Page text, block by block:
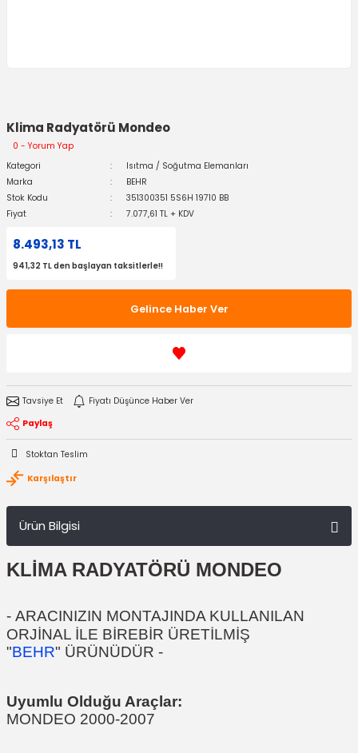
Klima Radyatörü Mondeo
0 - Yorum Yap
Kategori
Isıtma / Soğutma Elemanları
Marka
BEHR
Stok Kodu
351300351 5S6H 19710 BB
Fiyat
7.077,61 TL + KDV
8.493,13 TL
941,32 TL den başlayan taksitlerle!!
Gelince Haber Ver
Tavsiye Et
Fiyatı Düşünce Haber Ver
Paylaş
Stoktan Teslim
Karşılaştır
Ürün Bilgisi
KLİMA RADYATÖRÜ MONDEO
- ARACINIZIN MONTAJINDA KULLANILAN
ORJİNAL İLE BİREBİR ÜRETİLMİŞ
"BEHR" ÜRÜNÜDÜR -
Uyumlu Olduğu Araçlar:
MONDEO 2000-2007